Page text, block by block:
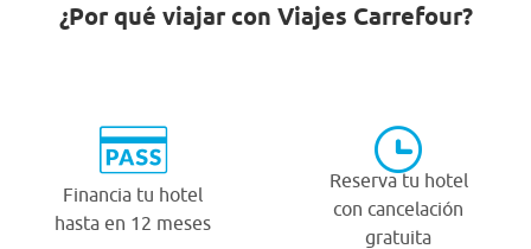
¿Por qué viajar con Viajes Carrefour?
Financia tu hotel
hasta en 12 meses
Reserva tu hotel
con cancelación
gratuita